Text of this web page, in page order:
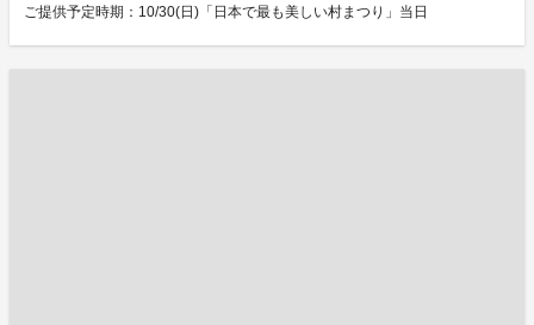
ご提供予定時期：10/30(日)「日本で最も美しい村まつり」当日